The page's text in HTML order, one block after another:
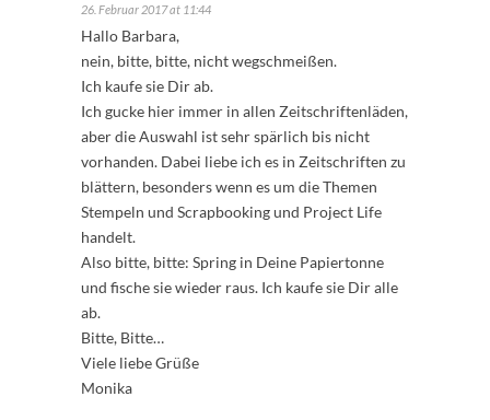
26. Februar 2017 at 11:44
Hallo Barbara,
nein, bitte, bitte, nicht wegschmeißen.
Ich kaufe sie Dir ab.
Ich gucke hier immer in allen Zeitschriftenläden,
aber die Auswahl ist sehr spärlich bis nicht
vorhanden. Dabei liebe ich es in Zeitschriften zu
blättern, besonders wenn es um die Themen
Stempeln und Scrapbooking und Project Life
handelt.
Also bitte, bitte: Spring in Deine Papiertonne
und fische sie wieder raus. Ich kaufe sie Dir alle
ab.
Bitte, Bitte…
Viele liebe Grüße
Monika